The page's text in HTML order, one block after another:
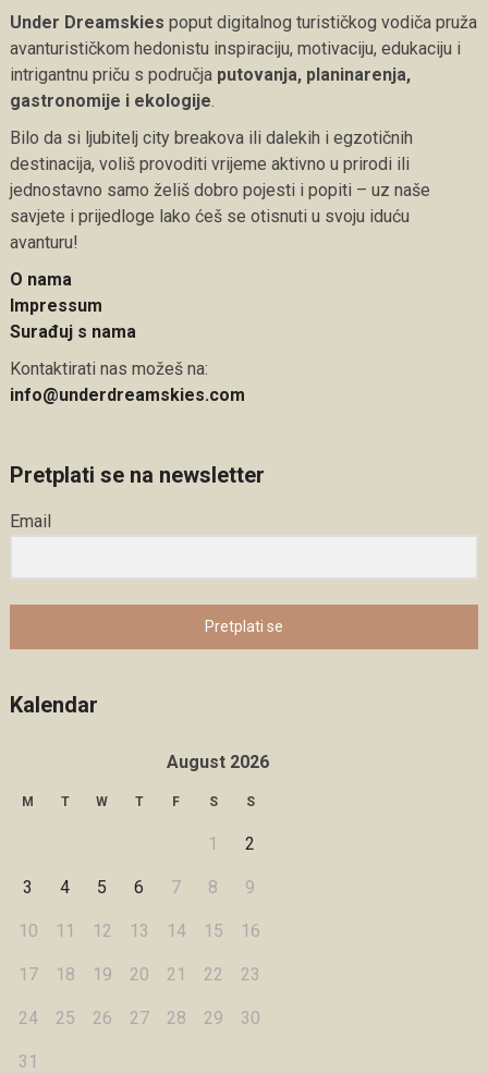
Under Dreamskies poput digitalnog turističkog vodiča pruža
avanturističkom hedonistu inspiraciju, motivaciju, edukaciju i
intrigantnu priču s područja putovanja, planinarenja,
gastronomije i ekologije
Bilo da si ljubitelj city breakova ili dalekih i egzotičnih
destinacija, voliš provoditi vrijeme aktivno u prirodi ili
jednostavno samo želiš dobro pojesti i popiti – uz naše
savjete i prijedloge lako ćeš se otisnuti u svoju iduću
avanturu!
O nama
Impressum
Surađuj s nama
Kontaktirati nas možeš na:
info@underdreamskies.com
Pretplati se na newsletter
Email
Pretplati se
Kalendar
August 2026
M T W T F S S
1 2
3 4 5 6 7 8 9
10 11 12 13 14 15 16
17 18 19 20 21 22 23
24 25 26 27 28 29 30
31